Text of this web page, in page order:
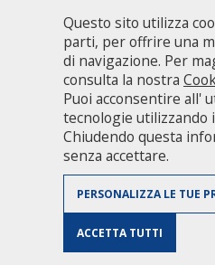
Consulta l'organigramma
Accedi agli atti
Guida pratica ai servizi e alla
Città metropolitana di Milano - Via
02 7740.1 |PEC - Posta Elettronica
Elettronica Ordinaria| P.IVA
Accessibilità|Dichiarazione di
Valuta il sito|Privacy Policy
Area riservata personale CMM
Questo sito utilizza
parti, per offrire una
di navigazione. Per
consulta la nostra
Puoi acconsentire all'
tecnologie utilizzando
Chiudendo questa
senza accettare.
PERSONALIZZA LE TUE
ACCETTA TUTTI